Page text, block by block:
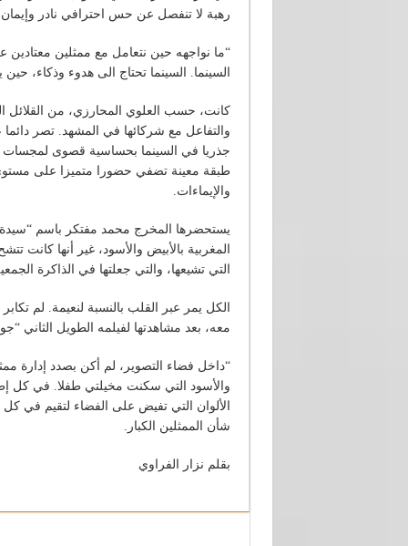
رهبة لا تنفصل عن حس احترافي نادر وإيمان
“ما نواجهه حين نتعامل مع ممثلين
السينما. السينما تحتاج الى هدوء وذكاء، حين
كانت، حسب العلوي المحارزي، من القلائل
والتفاعل مع شركائها في المشهد. تصر
جذريا في السينما بحساسية قصوى لمجسات
طبقة معينة تضفي حضورا متميزا على
والإيماءات.
يستحضرها المخرج محمد مفتكر باسم
المغربية بالأبيض والأسود، غير أنها كانت
التي تشيعها، والتي جعلتها في الذاكرة
الكل يمر عبر القلب بالنسبة لنعيمة. لم
معه، بعد مشاهدتها لفيلمه الطويل الثاني
“داخل فضاء التصوير، لم أكن بصدد إدارة
والأسود التي سكنت مخيلتي طفلا. في كل
الألوان التي تفيض على الفضاء لتقيم
شأن الممثلين الكبار.
بقلم نزار الفراوي